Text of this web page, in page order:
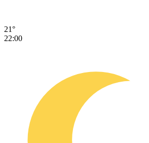
21°
22:00